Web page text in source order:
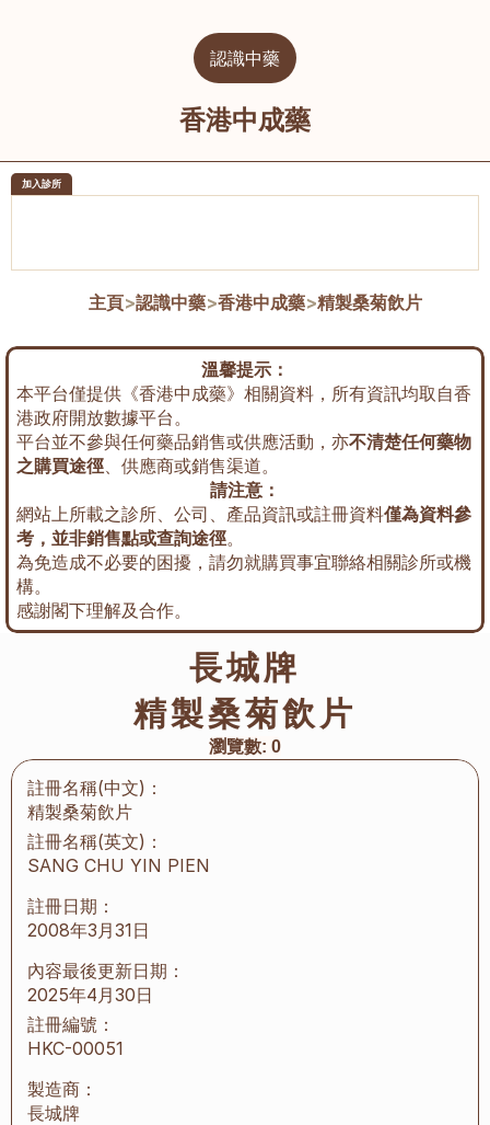
認識中藥
香港中成藥
加入診所
主頁>認識中藥>香港中成藥>精製桑菊飲片
溫馨提示：
本平台僅提供《香港中成藥》相關資料，所有資訊均取自香
港政府開放數據平台。
平台並不參與任何藥品銷售或供應活動，亦不清楚任何藥物
之購買途徑、供應商或銷售渠道。
請注意：
網站上所載之診所、公司、產品資訊或註冊資料僅為資料參
考，並非銷售點或查詢途徑。
為免造成不必要的困擾，請勿就購買事宜聯絡相關診所或機
構。
感謝閣下理解及合作。
長城牌
精製桑菊飲片
瀏覽數: 0
註冊名稱(中文)：
精製桑菊飲片
註冊名稱(英文)：
SANG CHU YIN PIEN
註冊日期：
2008年3月31日
內容最後更新日期：
2025年4月30日
註冊編號：
HKC-00051
製造商：
長城牌